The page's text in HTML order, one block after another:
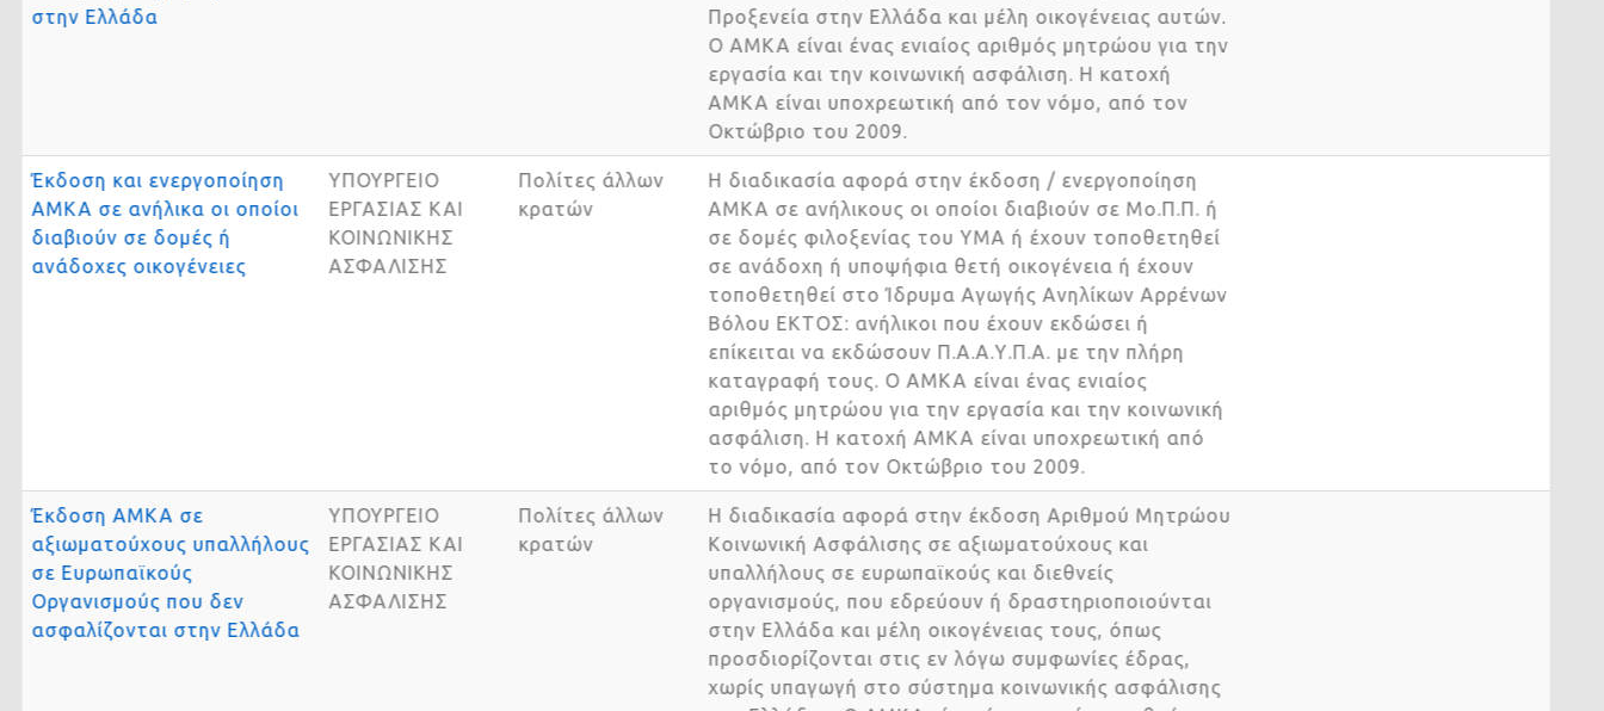
στην Ελλάδα
Προξενεία στην Ελλάδα και μέλη οικογένειας αυτών.
Ο ΑΜΚΑ είναι ένας ενιαίος αριθμός μητρώου για την
εργασία και την κοινωνική ασφάλιση. Η κατοχή
ΑΜΚΑ είναι υποχρεωτική από τον νόμο, από τον
Οκτώβριο του 2009.
Έκδοση και ενεργοποίηση
ΑΜΚΑ σε ανήλικα οι οποίοι
διαβιούν σε δομές ή
ανάδοχες οικογένειες
ΥΠΟΥΡΓΕΙΟ
ΕΡΓΑΣΙΑΣ ΚΑΙ
ΚΟΙΝΩΝΙΚΗΣ
ΑΣΦΑΛΙΣΗΣ
Πολίτες άλλων
κρατών
Η διαδικασία αφορά στην έκδοση / ενεργοποίηση
ΑΜΚΑ σε ανήλικους οι οποίοι διαβιούν σε Μο.Π.Π. ή
σε δομές φιλοξενίας του ΥΜΑ ή έχουν τοποθετηθεί
σε ανάδοχη ή υποψήφια θετή οικογένεια ή έχουν
τοποθετηθεί στο Ίδρυμα Αγωγής Ανηλίκων Αρρένων
Βόλου ΕΚΤΟΣ: ανήλικοι που έχουν εκδώσει ή
επίκειται να εκδώσουν Π.Α.Α.Υ.Π.Α. με την πλήρη
καταγραφή τους. Ο ΑΜΚΑ είναι ένας ενιαίος
αριθμός μητρώου για την εργασία και την κοινωνική
ασφάλιση. Η κατοχή ΑΜΚΑ είναι υποχρεωτική από
το νόμο, από τον Οκτώβριο του 2009.
Έκδοση ΑΜΚΑ σε
αξιωματούχους υπαλλήλους
σε Ευρωπαϊκούς
Οργανισμούς που δεν
ασφαλίζονται στην Ελλάδα
ΥΠΟΥΡΓΕΙΟ
ΕΡΓΑΣΙΑΣ ΚΑΙ
ΚΟΙΝΩΝΙΚΗΣ
ΑΣΦΑΛΙΣΗΣ
Πολίτες άλλων
κρατών
Η διαδικασία αφορά στην έκδοση Αριθμού Μητρώου
Κοινωνική Ασφάλισης σε αξιωματούχους και
υπαλλήλους σε ευρωπαϊκούς και διεθνείς
οργανισμούς, που εδρεύουν ή δραστηριοποιούνται
στην Ελλάδα και μέλη οικογένειας τους, όπως
προσδιορίζονται στις εν λόγω συμφωνίες έδρας,
χωρίς υπαγωγή στο σύστημα κοινωνικής ασφάλισης